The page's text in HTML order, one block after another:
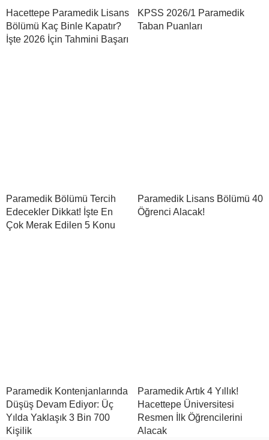
Hacettepe Paramedik Lisans
Bölümü Kaç Binle Kapatır?
İşte 2026 İçin Tahmini Başarı
KPSS 2026/1 Paramedik
Taban Puanları
Paramedik Bölümü Tercih
Edecekler Dikkat! İşte En
Çok Merak Edilen 5 Konu
Paramedik Lisans Bölümü 40
Öğrenci Alacak!
Paramedik Kontenjanlarında
Düşüş Devam Ediyor: Üç
Yılda Yaklaşık 3 Bin 700
Kişilik
Paramedik Artık 4 Yıllık!
Hacettepe Üniversitesi
Resmen İlk Öğrencilerini
Alacak